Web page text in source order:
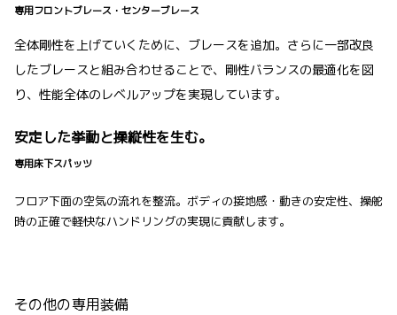
専用フロントブレース・センターブレース
全体剛性を上げていくために、ブレースを追加。さらに一部改良
したブレースと組み合わせることで、剛性バランスの最適化を図
り、性能全体のレベルアップを実現しています。
安定した挙動と操縦性を生む。
専用床下スパッツ
フロア下面の空気の流れを整流。ボディの接地感・動きの安定性、操舵
時の正確で軽快なハンドリングの実現に貢献します。
その他の専用装備